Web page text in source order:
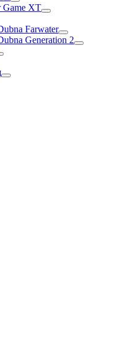
Game XT
Farwater
Generation 2